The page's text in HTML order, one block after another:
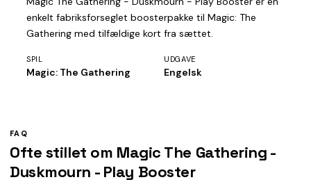
enkelt fabriksforseglet boosterpakke til Magic: The
Gathering med tilfældige kort fra sættet.
SPIL
Magic: The Gathering
UDGAVE
Engelsk
FAQ
Ofte stillet om Magic The Gathering -
Duskmourn - Play Booster